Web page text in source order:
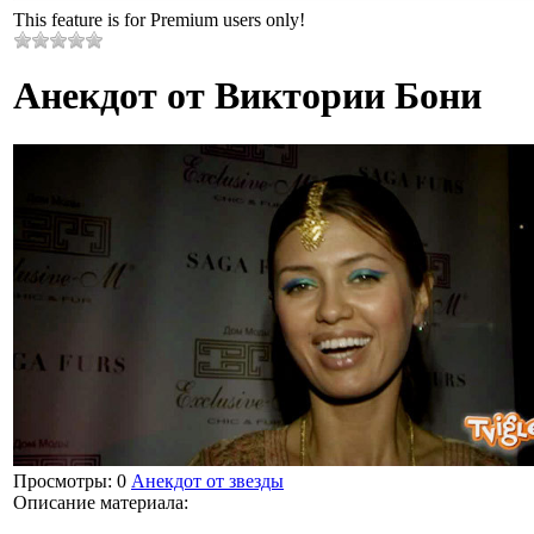
This feature is for Premium users only!
Анекдот от Виктории Бони
Просмотры: 0 Анекдот от звезды
Описание материала: